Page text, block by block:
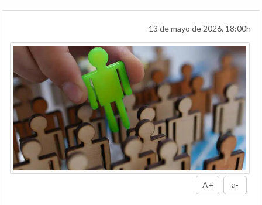
13 de mayo de 2026, 18:00h
A+ a-